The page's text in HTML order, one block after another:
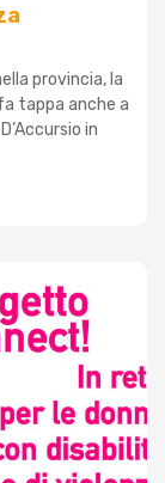
provincia, la
tappa anche a
in